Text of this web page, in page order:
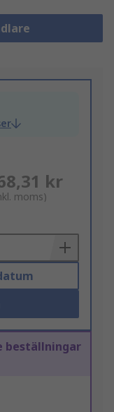
kr
moms)
beställningar